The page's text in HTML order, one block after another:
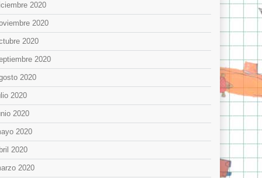
2020
2020
2020
2020
2020
2020
2020
2020
2020
2020